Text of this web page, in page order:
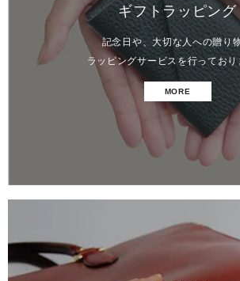
ギフトラッピング
記念日や、大切な人への贈り
ラッピングサービスを行っており
MORE